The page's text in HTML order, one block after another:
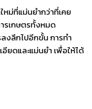
ม่ที่แม่นยำกว่าที่เคย
รเกษตรทั้งหมด
งลึกไปอีกขั้น การทำ
ยดและแม่นยำ เพื่อให้ได้